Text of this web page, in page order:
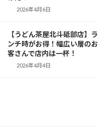
2026年4月6日
【うどん茶屋北斗砥部店】ラ
ンチ時がお得！幅広い層のお
客さんで店内は一杯！
2026年4月4日